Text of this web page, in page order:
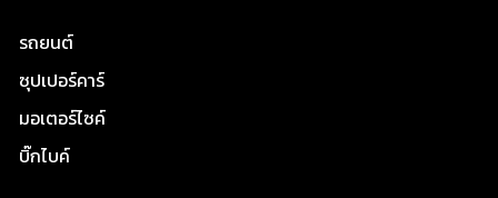
รถยนต์
ซุปเปอร์คาร์
มอเตอร์ไซค์
บิ๊กไบค์